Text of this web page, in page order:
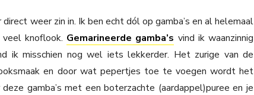
weer zin in. Ik ben echt dól op gamba’s en al helemaal
knoflook. Gemarineerde gamba’s vind ik waanzinnig
ik misschien nog wel iets lekkerder. Het zurige van de
en door wat pepertjes toe te voegen wordt het
gamba’s met een boterzachte (aardappel)puree en je